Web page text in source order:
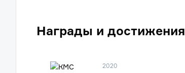
Награды и достижения
2020